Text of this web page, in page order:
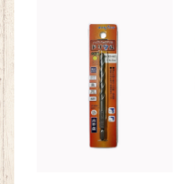
ション付き 小物収納 ケース